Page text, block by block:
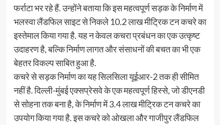
फर्राटा भर रहे हैं. उन्होंने बताया कि इस महत्वपूर्ण सड़क के निर्माण में
भलस्वा लैंडफिल साइट से निकले 10.2 लाख मीट्रिक टन कचरे का
इस्तेमाल किया गया है. यह न केवल कचरा प्रबंधन का एक उत्कृष्ट
उदाहरण है, बल्कि निर्माण लागत और संसाधनों की बचत का भी एक
बेहतर विकल्प साबित हुआ है.
कचरे से सड़क निर्माण का यह सिलसिला यूईआर-2 तक ही सीमित
नहीं है. दिल्ली-मुंबई एक्सप्रेसवे के एक महत्वपूर्ण हिस्से, जो डीएनडी
से सोहना तक बना है, के निर्माण में 3.4 लाख मीट्रिक टन कचरे का
उपयोग किया गया है. इस कचरे को ओखला और गाजीपुर लैंडफिल